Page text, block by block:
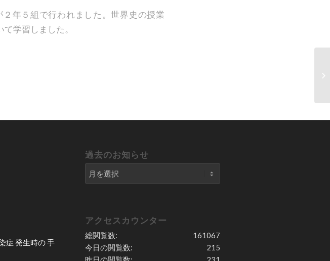
年５組で行われました。世界史の授業
学習しました。
症 発生時の 手
過去のお知らせ
アクセスカウンター
161067
総閲覧数:
215
今日の閲覧数: